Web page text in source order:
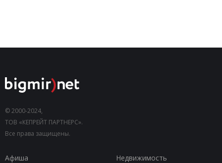
© 2000-2024,
ТОВ «КЕПРЕЙТ ПАРТНЕРС».
Все права защищены.
Афиша
Недвижимость